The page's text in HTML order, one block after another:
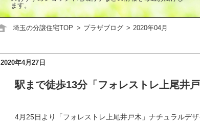
ます。
埼玉の分譲住宅TOP プラザブログ 2020年04月
2020年4月27日
駅まで徒歩13分「フォレストレ上尾井
4月25日より「フォレストレ上尾井戸木」ナチュラルデ